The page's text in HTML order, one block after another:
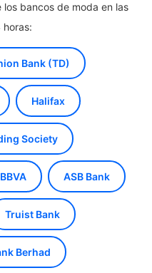
los bancos de moda en las
horas:
Bank (TD)
Halifax
Society
BBVA ASB Bank
Truist Bank
Berhad